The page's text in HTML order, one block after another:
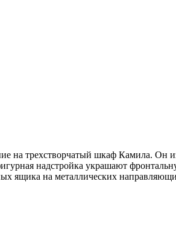
на трехстворчатый шкаф Камила. Он
надстройка украшают
ящика на металлических